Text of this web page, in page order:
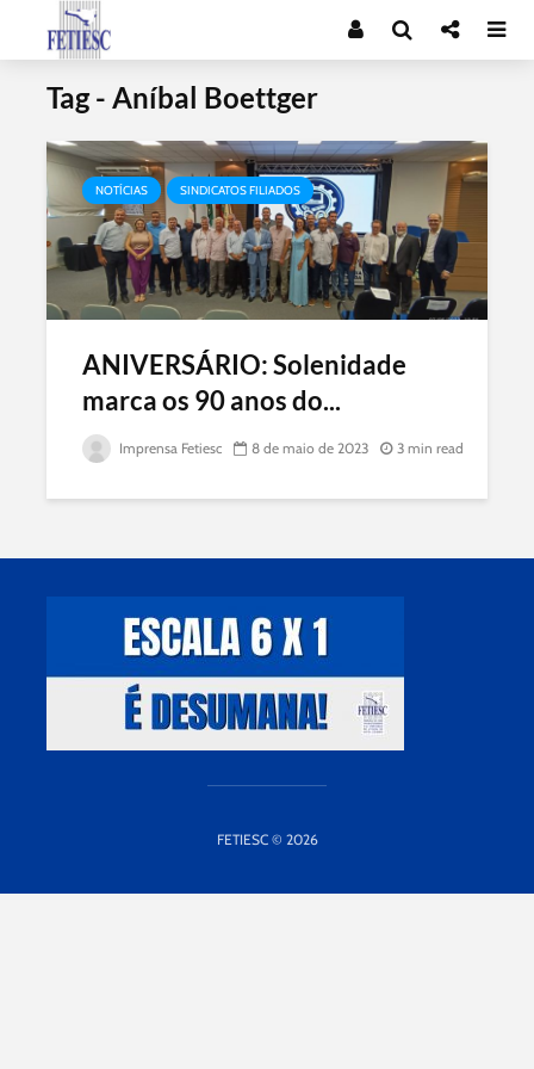
Tag - Aníbal Boettger
NOTÍCIAS SINDICATOS FILIADOS
ANIVERSÁRIO: Solenidade
marca os 90 anos do...
Imprensa Fetiesc 8 de maio de 2023 3 min read
FETIESC © 2026